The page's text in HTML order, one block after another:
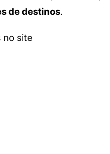
de destinos.
no site